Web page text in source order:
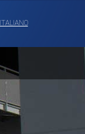
ITALIANO